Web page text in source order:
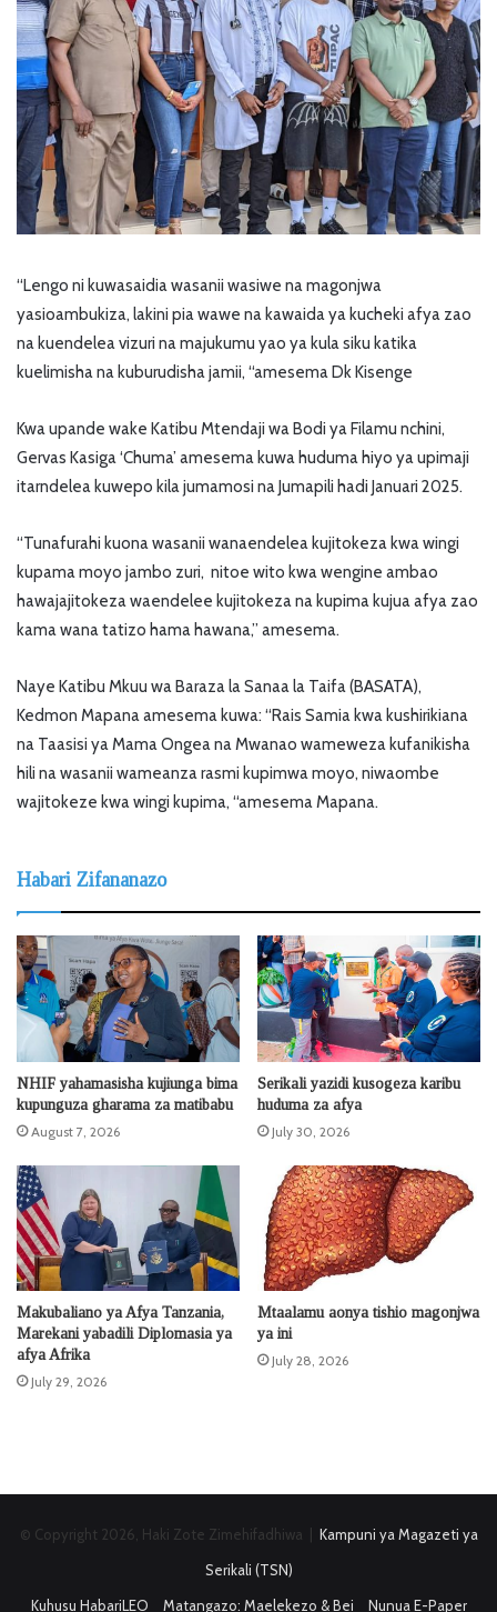
“Lengo ni kuwasaidia wasanii wasiwe na magonjwa
yasioambukiza, lakini pia wawe na kawaida ya kucheki afya zao
na kuendelea vizuri na majukumu yao ya kula siku katika
kuelimisha na kuburudisha jamii, “amesema Dk Kisenge
Kwa upande wake Katibu Mtendaji wa Bodi ya Filamu nchini,
Gervas Kasiga ‘Chuma’ amesema kuwa huduma hiyo ya upimaji
itarndelea kuwepo kila jumamosi na Jumapili hadi Januari 2025.
“Tunafurahi kuona wasanii wanaendelea kujitokeza kwa wingi
kupama moyo jambo zuri, nitoe wito kwa wengine ambao
hawajajitokeza waendelee kujitokeza na kupima kujua afya zao
kama wana tatizo hama hawana,” amesema.
Naye Katibu Mkuu wa Baraza la Sanaa la Taifa (BASATA),
Kedmon Mapana amesema kuwa: “Rais Samia kwa kushirikiana
na Taasisi ya Mama Ongea na Mwanao wameweza kufanikisha
hili na wasanii wameanza rasmi kupimwa moyo, niwaombe
wajitokeze kwa wingi kupima, “amesema Mapana.
Habari Zifananazo
NHIF yahamasisha kujiunga bima
kupunguza gharama za matibabu
August 7, 2026
Serikali yazidi kusogeza karibu
huduma za afya
July 30, 2026
Makubaliano ya Afya Tanzania,
Marekani yabadili Diplomasia ya
afya Afrika
July 29, 2026
Mtaalamu aonya tishio magonjwa
ya ini
July 28, 2026
© Copyright 2026, Haki Zote Zimehifadhiwa | Kampuni ya Magazeti ya
Serikali (TSN)
Kuhusu HabariLEO
Matangazo: Maelekezo & Bei Nunua E-Paper